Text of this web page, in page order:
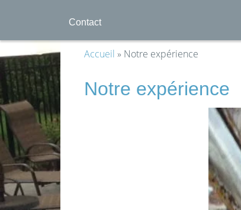
Contact
Accueil » Notre expérience
Notre expérience